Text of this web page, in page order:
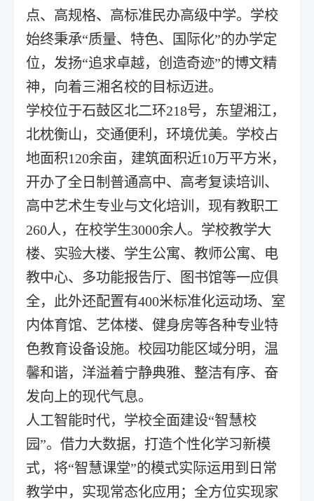
点、高规格、高标准民办高级中学。学校
始终秉承“质量、特色、国际化”的办学定
位，发扬“追求卓越，创造奇迹”的博文精
神，向着三湘名校的目标迈进。
学校位于石鼓区北二环218号，东望湘江，
北枕衡山，交通便利，环境优美。学校占
地面积120余亩，建筑面积近10万平方米，
开办了全日制普通高中、高考复读培训、
高中艺术生专业与文化培训，现有教职工
260人，在校学生3000余人。学校教学大
楼、实验大楼、学生公寓、教师公寓、电
教中心、多功能报告厅、图书馆等一应俱
全，此外还配置有400米标准化运动场、室
内体育馆、艺体楼、健身房等各种专业特
色教育设备设施。校园功能区域分明，温
馨和谐，洋溢着宁静典雅、整洁有序、奋
发向上的现代气息。
人工智能时代，学校全面建设“智慧校
园”。借力大数据，打造个性化学习新模
式，将“智慧课堂”的模式实际运用到日常
教学中，实现常态化应用；全方位实现家